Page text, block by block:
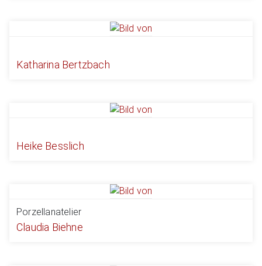
Katharina Bertzbach
Heike Besslich
Porzellanatelier
Claudia Biehne